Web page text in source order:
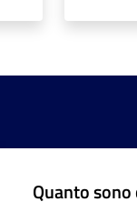
Quanto